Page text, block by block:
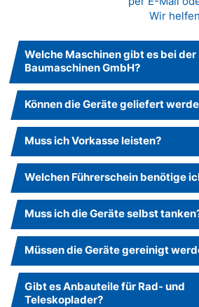
Wir
Welche Maschinen gibt es bei der
Baumaschinen GmbH?
Können die Geräte geliefert
Muss ich Vorkasse leisten?
Welchen Führerschein benötige
Muss ich die Geräte selbst
Müssen die Geräte gereinigt
Gibt es Anbauteile für Rad- und
Teleskoplader?